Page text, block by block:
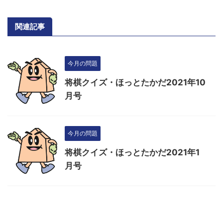
関連記事
今月の問題
将棋クイズ・ほっとたかだ2021年10
月号
今月の問題
将棋クイズ・ほっとたかだ2021年1
月号